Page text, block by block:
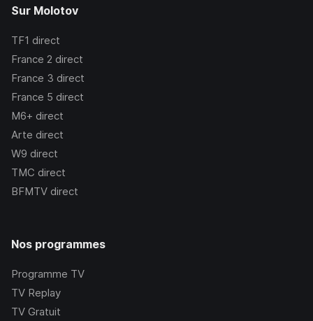
Sur Molotov
TF1 direct
France 2 direct
France 3 direct
France 5 direct
M6+ direct
Arte direct
W9 direct
TMC direct
BFMTV direct
Nos programmes
Programme TV
TV Replay
TV Gratuit